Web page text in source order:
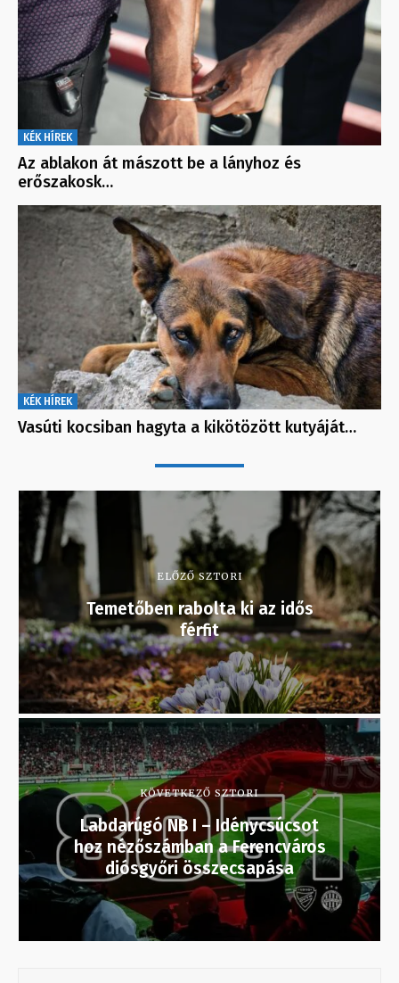
KÉK HÍREK
Az ablakon át mászott be a lányhoz és
erőszakosk…
KÉK HÍREK
Vasúti kocsiban hagyta a kikötözött kutyáját…
ELŐZŐ SZTORI
Temetőben rabolta ki az idős
férfit
KÖVETKEZŐ SZTORI
Labdarúgó NB I – Idénycsúcsot
hoz nézőszámban a Ferencváros
diósgyőri összecsapása